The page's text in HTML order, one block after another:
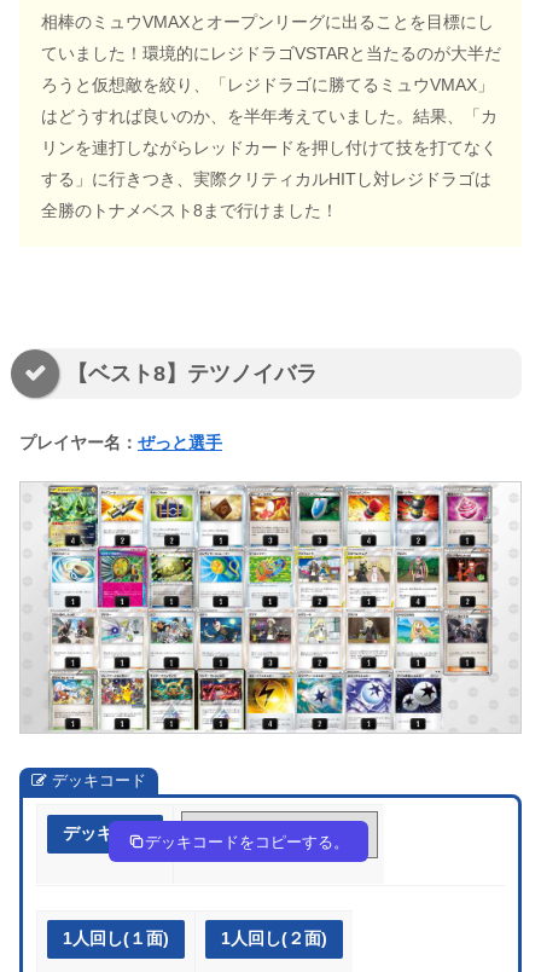
相棒のミュウVMAXとオープンリーグに出ることを目標にし
ていました！環境的にレジドラゴVSTARと当たるのが大半だ
ろうと仮想敵を絞り、「レジドラゴに勝てるミュウVMAX」
はどうすれば良いのか、を半年考えていました。結果、「カ
リンを連打しながらレッドカードを押し付けて技を打てなく
する」に行きつき、実際クリティカルHITし対レジドラゴは
全勝のトナメベスト8まで行けました！
【ベスト8】テツノイバラ
プレイヤー名： ぜっと選手
デッキコード
デッキ作成 xcYcJ8-qkR87j-cc4GGc
デッキコードをコピーする。
1人回し(１面) 1人回し(２面)